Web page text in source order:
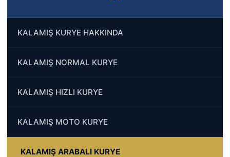
KALAMIŞ KURYE HAKKINDA
KALAMIŞ NORMAL KURYE
KALAMIŞ HIZLI KURYE
KALAMIŞ MOTO KURYE
KALAMIŞ ARABALI KURYE